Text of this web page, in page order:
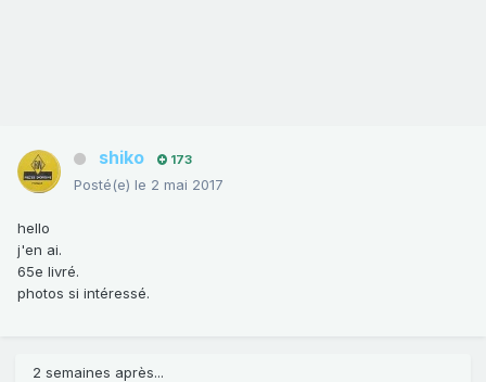
shiko 173
Posté(e) le 2 mai 2017
hello
j'en ai.
65e livré.
photos si intéressé.
2 semaines après...